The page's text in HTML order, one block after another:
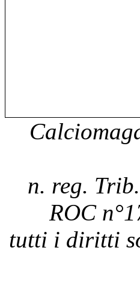
n. reg.
ROC
tutti i diritti